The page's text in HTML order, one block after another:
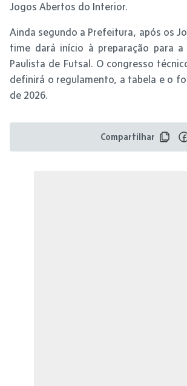
Jogos Abertos do Interior.
Ainda segundo a Prefeitura, após os
time dará início à preparação para
Paulista de Futsal. O congresso
definirá o regulamento, a tabela e o
de 2026.
Compartilhar